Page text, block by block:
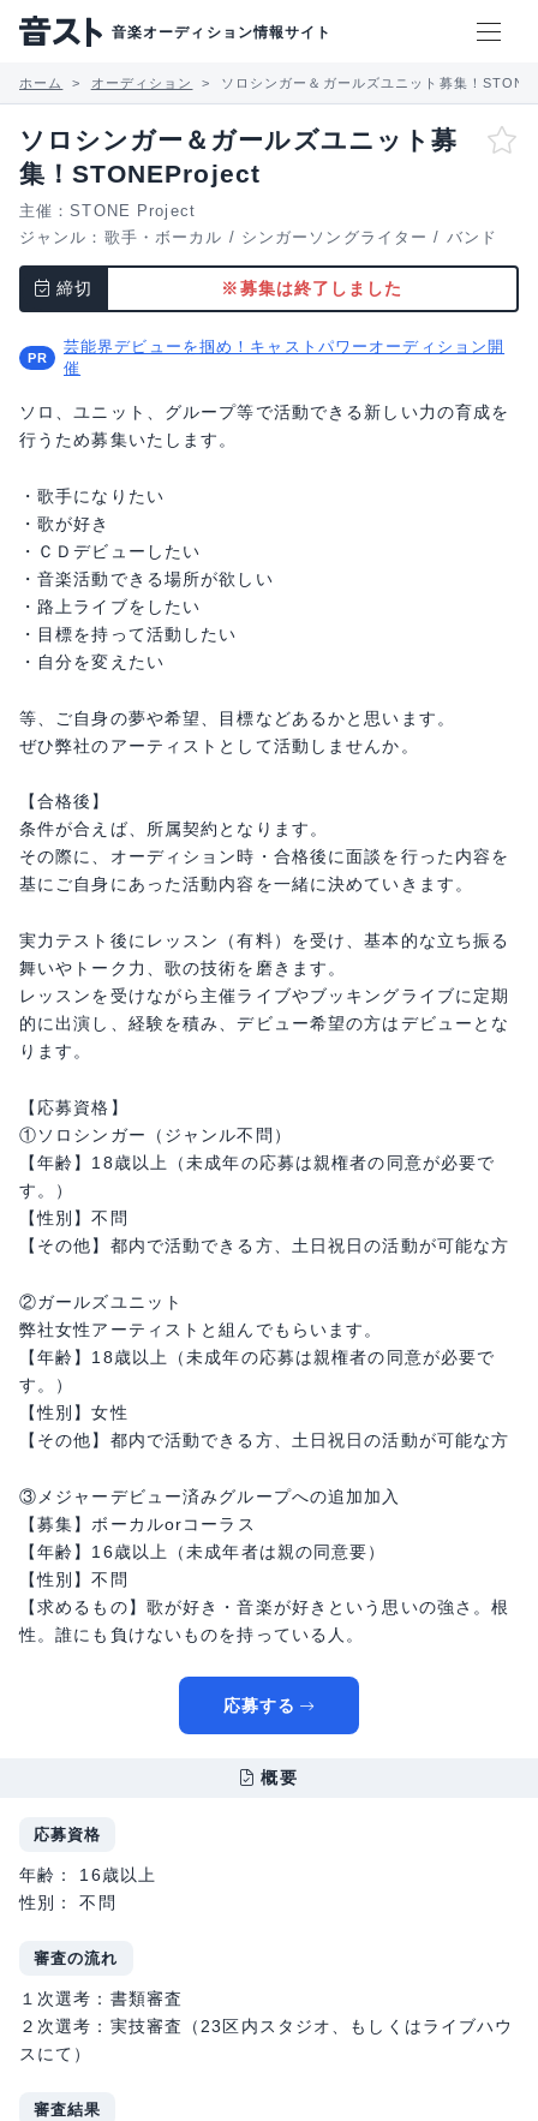
音楽オーディション情報サイト
ホーム オーディション ソロシンガー＆ガールズユニット募集！
ソロシンガー＆ガールズユニット募
集！STONEProject
主催：STONE Project
ジャンル： 歌手・ボーカル / シンガーソングライター / バンド
締切 ※募集は終了しました
芸能界デビューを掴め！キャストパワーオーディション開
催
ソロ、ユニット、グループ等で活動できる新しい力の育成を
行うため募集いたします。
・歌手になりたい
・歌が好き
・ＣＤデビューしたい
・音楽活動できる場所が欲しい
・路上ライブをしたい
・目標を持って活動したい
・自分を変えたい
等、ご自身の夢や希望、目標などあるかと思います。
ぜひ弊社のアーティストとして活動しませんか。
【合格後】
条件が合えば、所属契約となります。
その際に、オーディション時・合格後に面談を行った内容を
基にご自身にあった活動内容を一緒に決めていきます。
実力テスト後にレッスン（有料）を受け、基本的な立ち振る
舞いやトーク力、歌の技術を磨きます。
レッスンを受けながら主催ライブやブッキングライブに定期
的に出演し、経験を積み、デビュー希望の方はデビューとな
ります。
【応募資格】
①ソロシンガー（ジャンル不問）
【年齢】18歳以上（未成年の応募は親権者の同意が必要で
す。）
【性別】不問
【その他】都内で活動できる方、土日祝日の活動が可能な方
②ガールズユニット
弊社女性アーティストと組んでもらいます。
【年齢】18歳以上（未成年の応募は親権者の同意が必要で
す。）
【性別】女性
【その他】都内で活動できる方、土日祝日の活動が可能な方
③メジャーデビュー済みグループへの追加加入
【募集】ボーカルorコーラス
【年齢】16歳以上（未成年者は親の同意要）
【性別】不問
【求めるもの】歌が好き・音楽が好きという思いの強さ。根
性。誰にも負けないものを持っている人。
応募する
概要
応募資格
年齢： 16歳以上
性別： 不問
審査の流れ
１次選考：書類審査
２次選考：実技審査（23区内スタジオ、もしくはライブハウ
スにて）
審査結果